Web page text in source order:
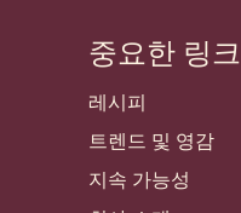
Footer
Callebaut
중요한 링크
레시피
트렌드 및 영감
지속 가능성